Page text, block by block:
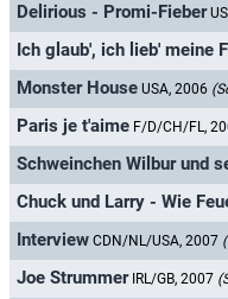
Delirious - Promi-Fieber
Ich glaub', ich lieb' meine
Monster House USA, 2006
Paris je t'aime F/D/CH/FL,
Schweinchen Wilbur und
Chuck und Larry - Wie
Interview CDN/NL/USA, 2007
Joe Strummer IRL/GB, 2007